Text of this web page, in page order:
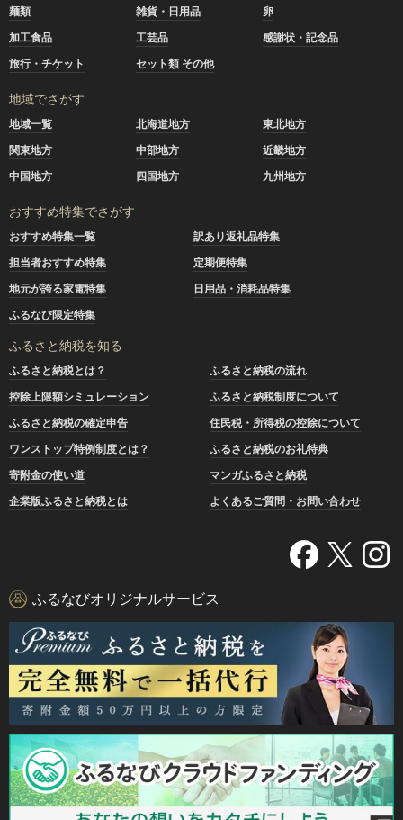
麺類
雑貨・日用品
卵
加工食品
工芸品
感謝状・記念品
旅行・チケット
セット類 その他
地域でさがす
地域一覧 北海道地方
東北地方
関東地方
中部地方
近畿地方
中国地方
四国地方 九州地方
おすすめ特集でさがす
おすすめ特集一覧
訳あり返礼品特集
担当者おすすめ特集
定期便特集
地元が誇る家電特集
日用品・消耗品特集
ふるなび限定特集
ふるさと納税を知る
ふるさと納税とは？
ふるさと納税の流れ
控除上限額シミュレーション
ふるさと納税制度について
ふるさと納税の確定申告
住民税・所得税の控除について
ワンストップ特例制度とは？
ふるさと納税のお礼特典
寄附金の使い道
マンガふるさと納税
企業版ふるさと納税とは
よくあるご質問・お問い合わせ
ふるなびオリジナルサービス